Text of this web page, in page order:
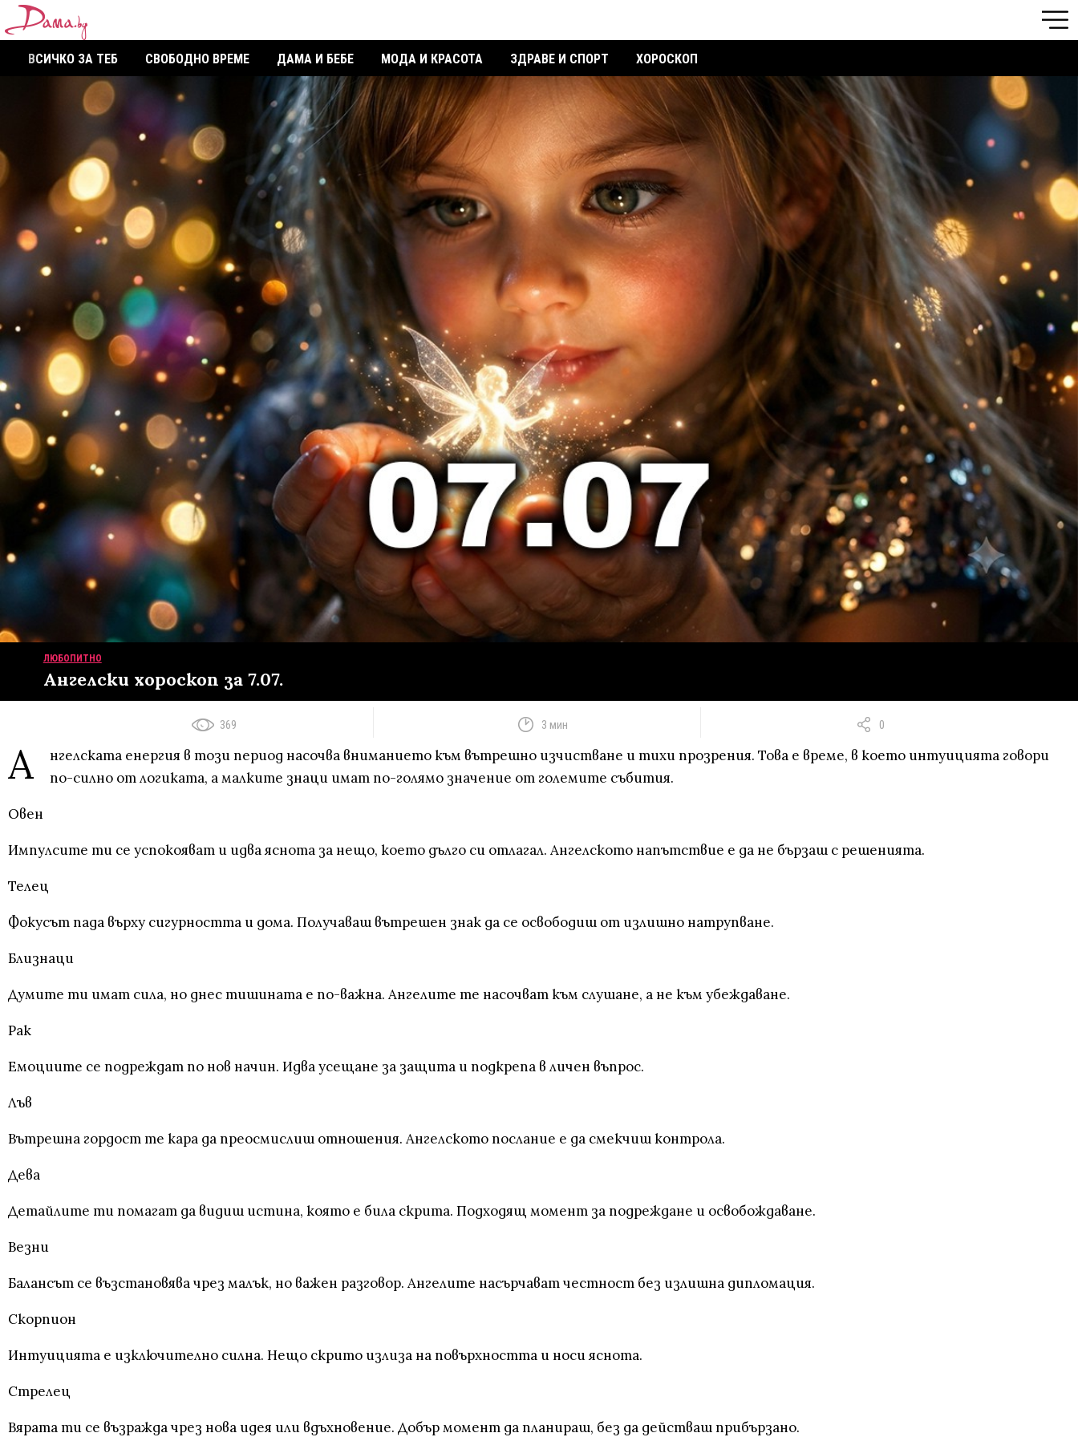
ВСИЧКО ЗА ТЕБ СВОБОДНО ВРЕМЕ ДАМА И БЕБЕ МОДА И КРАСОТА ЗДРАВЕ И СПОРТ ХОРОСКОП
ЛЮБОПИТНО
Ангелски хороскоп за 7.07.
369 3 мин 0
А
нгелската енергия в този период насочва вниманието към вътрешно изчистване и тихи прозрения. Това е време, в което интуицията говори
по-силно от логиката, а малките знаци имат по-голямо значение от големите събития.
Овен
Импулсите ти се успокояват и идва яснота за нещо, което дълго си отлагал. Ангелското напътствие е да не бързаш с решенията.
Телец
Фокусът пада върху сигурността и дома. Получаваш вътрешен знак да се освободиш от излишно натрупване.
Близнаци
Думите ти имат сила, но днес тишината е по-важна. Ангелите те насочват към слушане, а не към убеждаване.
Рак
Емоциите се подреждат по нов начин. Идва усещане за защита и подкрепа в личен въпрос.
Лъв
Вътрешна гордост те кара да преосмислиш отношения. Ангелското послание е да смекчиш контрола.
Дева
Детайлите ти помагат да видиш истина, която е била скрита. Подходящ момент за подреждане и освобождаване.
Везни
Балансът се възстановява чрез малък, но важен разговор. Ангелите насърчават честност без излишна дипломация.
Скорпион
Интуицията е изключително силна. Нещо скрито излиза на повърхността и носи яснота.
Стрелец
Вярата ти се възражда чрез нова идея или вдъхновение. Добър момент да планираш, без да действаш прибързано.